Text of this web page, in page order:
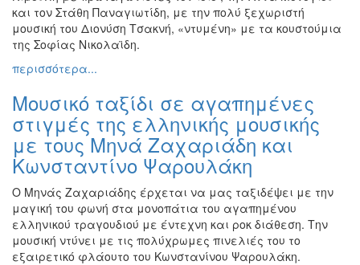
ΤΟΠΟΣ
ΜΑΣ
ΔΗΜΟΣ
ΠΟΛΙΤΙΣΜΟΣ
ΑΝΘΕΚΤΙΚΗ
ΠΟΛΗ
και τον Στάθη Παναγιωτίδη, με την πολύ ξεχωριστή
μουσική του Διονύση Τσακνή, «ντυμένη» με τα κουστούμια
της Σοφίας Νικολαϊδη.
περισσότερα...
Μουσικό ταξίδι σε αγαπημένες
στιγμές της ελληνικής μουσικής
με τους Μηνά Ζαχαριάδη και
Κωνσταντίνο Ψαρουλάκη
Ο Μηνάς Ζαχαριάδης έρχεται να μας ταξιδέψει με την
μαγική του φωνή στα μονοπάτια του αγαπημένου
ελληνικού τραγουδιού με έντεχνη και ροκ διάθεση. Την
μουσική ντύνει με τις πολύχρωμες πινελιές του το
εξαιρετικό φλάουτο του Κωνστανίνου Ψαρουλάκη.